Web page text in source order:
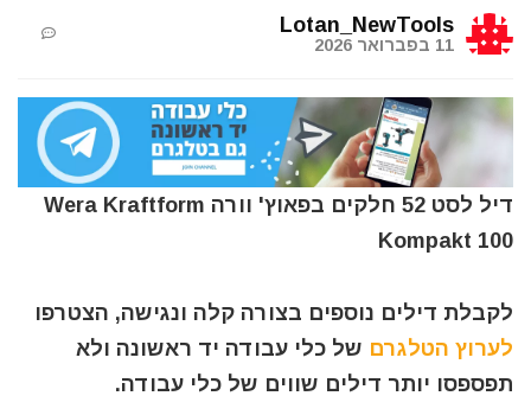
Lotan_NewTools
11 בפברואר 2026
דיל לסט 52 חלקים בפאוץ' וורה Wera Kraftform
Kompakt 100
לקבלת דילים נוספים בצורה קלה ונגישה, הצטרפו
לערוץ הטלגרם של כלי עבודה יד ראשונה ולא
תפספסו יותר דילים שווים של כלי עבודה.